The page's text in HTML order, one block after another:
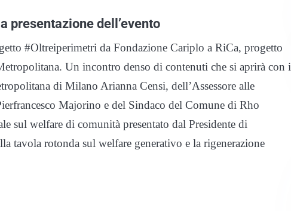
presentazione dell’evento
#Oltreiperimetri da Fondazione Cariplo a RiCa, progetto
Un incontro denso di contenuti che si aprirà con i
di Milano Arianna Censi, dell’Assessore alle
Majorino e del Sindaco del Comune di Rho
sul welfare di comunità presentato dal Presidente di
tavola rotonda sul welfare generativo e la rigenerazione